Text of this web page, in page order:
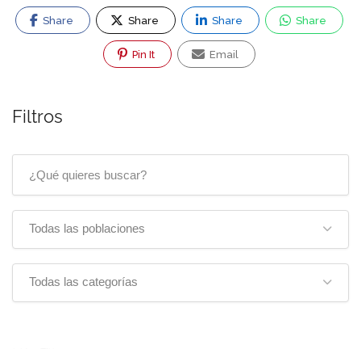
Share Share Share Share
Pin It Email
Filtros
Todas las poblaciones
Todas las categorías